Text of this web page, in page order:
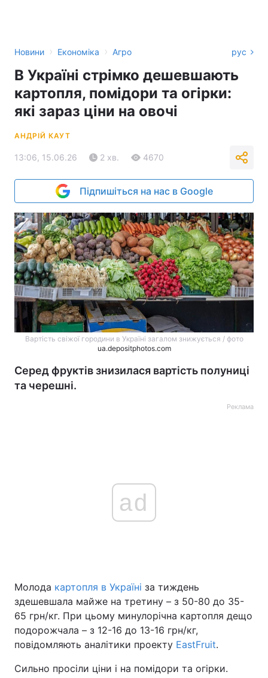
Новини › Економіка › Агро рус
В Україні стрімко дешевшають
картопля, помідори та огірки:
які зараз ціни на овочі
АНДРІЙ КАУТ
13:06, 15.06.26 2 хв. 4670
Підпишіться на нас в Google
Вартість свіжої городини в Україні загалом знижується / фото
ua.depositphotos.com
Серед фруктів знизилася вартість полуниці
та черешні.
Реклама
ad
Молода картопля в Україні за тиждень
здешевшала майже на третину – з 50-80 до 35-
65 грн/кг. При цьому минулорічна картопля дещо
подорожчала – з 12-16 до 13-16 грн/кг,
повідомляють аналітики проекту EastFruit.
Сильно просіли ціни і на помідори та огірки.